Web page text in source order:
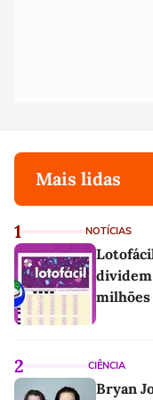
Mais lidas
1 NOTÍCIAS
dividem
2 CIÊNCIA
Bryan